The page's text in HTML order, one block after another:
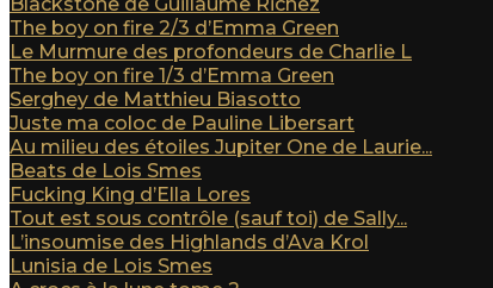
The boy on fire 2/3 d’Emma Green
Le Murmure des profondeurs de Charlie L
The boy on fire 1/3 d’Emma Green
Serghey de Matthieu Biasotto
Juste ma coloc de Pauline Libersart
Au milieu des étoiles Jupiter One de Laurie...
Beats de Lois Smes
Fucking King d’Ella Lores
Tout est sous contrôle (sauf toi) de Sally...
L’insoumise des Highlands d’Ava Krol
Lunisia de Lois Smes